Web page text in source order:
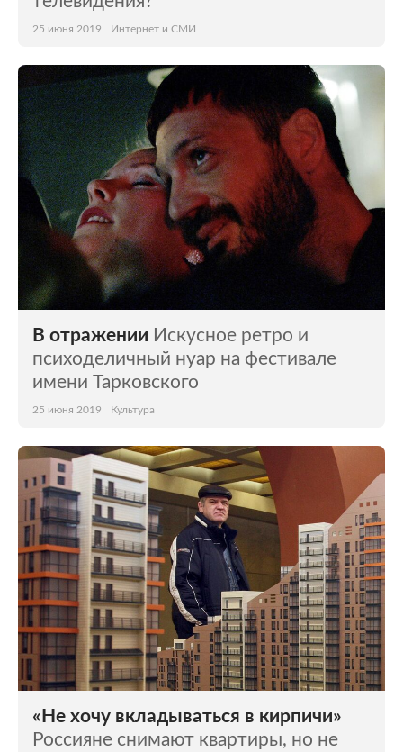
25 июня 2019 Интернет и СМИ
В отражении Искусное ретро и
психоделичный нуар на фестивале
имени Тарковского
25 июня 2019 Культура
«Не хочу вкладываться в кирпичи»
Россияне снимают квартиры, но не